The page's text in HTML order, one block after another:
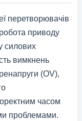
перетворювачів
приводу
силових
вимкнень
(OV),
часом
проблемами.